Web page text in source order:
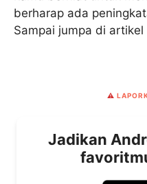
berharap ada
Sampai jumpa di
⚠️
Jadikan